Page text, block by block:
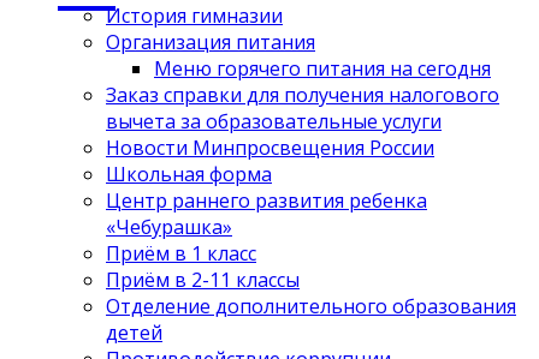
История гимназии
Организация питания
Меню горячего питания на сегодня
Заказ справки для получения налогового
вычета за образовательные услуги
Новости Минпросвещения России
Школьная форма
Центр раннего развития ребенка
«Чебурашка»
Приём в 1 класс
Приём в 2-11 классы
Отделение дополнительного образования
детей